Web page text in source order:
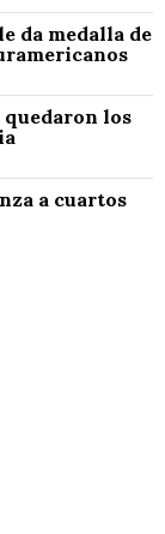
da medalla de
quedaron los
a cuartos